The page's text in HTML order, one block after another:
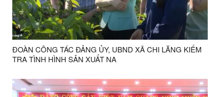
ĐOÀN CÔNG TÁC ĐẢNG ỦY, UBND XÃ CHI LĂNG KIỂM
TRA TÌNH HÌNH SẢN XUẤT NA